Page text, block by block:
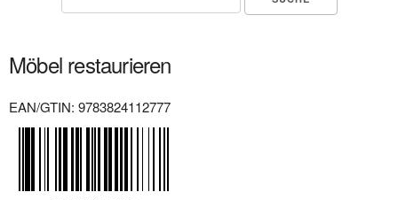
Möbel restaurieren
EAN/GTIN: 9783824112777